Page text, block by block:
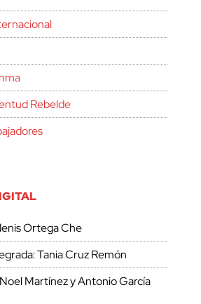
Rebelde
Ortega Che
Tania Cruz Remón
Martínez y Antonio García